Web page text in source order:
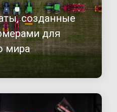
созданные
для
мира